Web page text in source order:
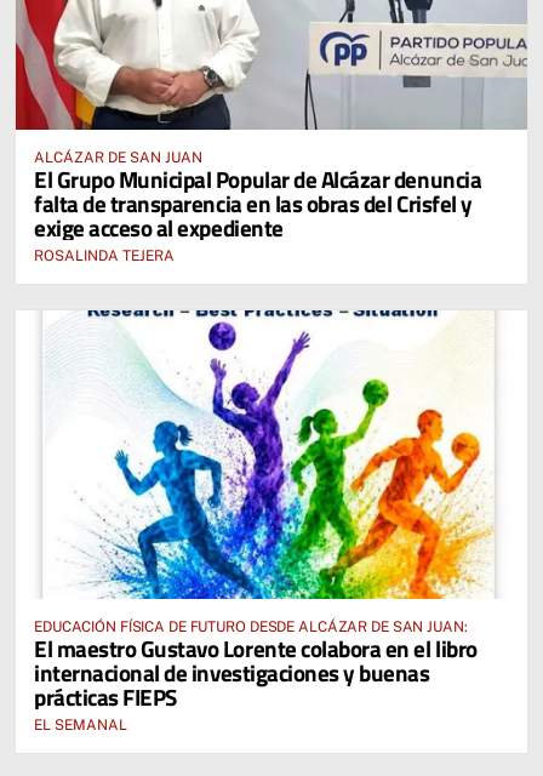
ALCÁZAR DE SAN JUAN
El Grupo Municipal Popular de Alcázar denuncia
falta de transparencia en las obras del Crisfel y
exige acceso al expediente
ROSALINDA TEJERA
EDUCACIÓN FÍSICA DE FUTURO DESDE ALCÁZAR DE SAN JUAN:
El maestro Gustavo Lorente colabora en el libro
internacional de investigaciones y buenas
prácticas FIEPS
EL SEMANAL